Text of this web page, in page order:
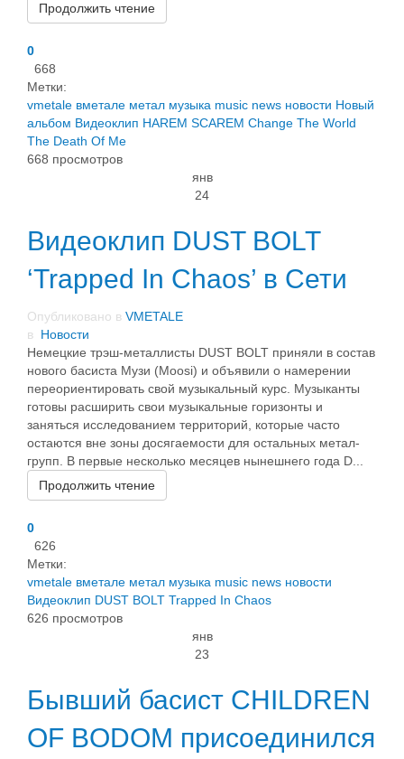
Продолжить чтение
0
668
Метки:
vmetale вметале метал музыка music news новости Новый
альбом Видеоклип HAREM SCAREM Change The World
The Death Of Me
668 просмотров
янв
24
Видеоклип DUST BOLT
‘Trapped In Chaos’ в Сети
Опубликовано в VMETALE
в Новости
Немецкие трэш-металлисты DUST BOLT приняли в состав
нового басиста Музи (Moosi) и объявили о намерении
переориентировать свой музыкальный курс. Музыканты
готовы расширить свои музыкальные горизонты и
заняться исследованием территорий, которые часто
остаются вне зоны досягаемости для остальных метал-
групп. В первые несколько месяцев нынешнего года D...
Продолжить чтение
0
626
Метки:
vmetale вметале метал музыка music news новости
Видеоклип DUST BOLT Trapped In Chaos
626 просмотров
янв
23
Бывший басист CHILDREN
OF BODOM присоединился